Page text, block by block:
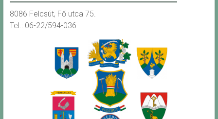
8086 Felcsút, Fő utca 75.
Tel.: 06-22/594-036